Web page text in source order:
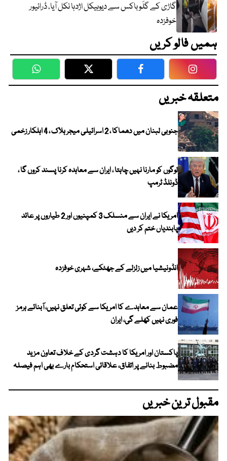
گاڑی کے گلَو باکس سے دیوہیکل اژدہا نکل آیا، ڈرائیور
خوفزدہ
ہمیں فالو کریں
WhatsApp Twitter Facebook
متعلقہ خبریں
جنوبی لبنان میں دھماکا ، 2 اسرائیلی میجر ہلاک ، 4 اہلکار زخمی
لوگوں کو مارنا نہیں چاہتا ، ایران سے معاہدہ کرنا پسند کروں گا ،
ڈونلڈ ٹرمپ
امریکا نے ایران سے منسلک 3 کمپنیوں اور 2 طیاروں پر عائد
پابندیاں ختم کر دیں
انڈونیشیا میں زلزلے کے جھٹکے، شہری خوفزدہ
عمان سے معاہدے کا امریکا سے کوئی تعلق نہیں، آبنائے ہرمز
فوری نہیں کھلے گی، ایران
پاکستان اور امریکا کا دہشت گردی کے خلاف تعاون مزید
مضبوط بنانے پر اتفاق، علاقائی استحکام بارے بھی اہم فیصلہ
مقبول ترین خبریں